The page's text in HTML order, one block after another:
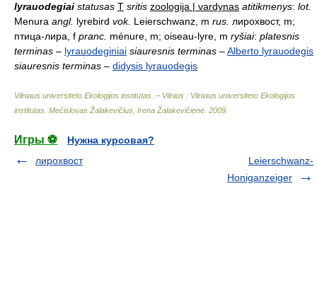
lyrauodegiai statusas T sritis zoologija | vardynas atitikmenys: lot.
Menura angl. lyrebird vok. Leierschwanz, m rus. лирохвост, m;
птица-лира, f pranc. ménure, m; oiseau-lyre, m ryšiai: platesnis
terminas – lyrauodeginiai siauresnis terminas –Alberto lyrauodegis
siauresnis terminas – didysis lyrauodegis
Vilniaus universiteto Ekologijos institutas. – Vilnius : Vilniaus universiteto Ekologijos
institutas Mečislovas Žalakevičius, Irena Žalakevičienė 2009
Игры ⚽
Нужна курсовая?
лирохвост
Leierschwanz-
Honiganzeiger